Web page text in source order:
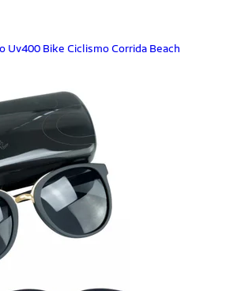
Uv400 Bike Ciclismo Corrida Beach